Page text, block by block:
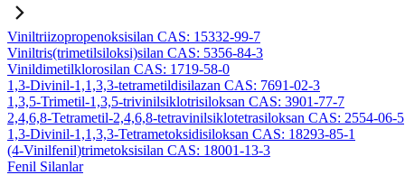
Viniltriizopropenoksisilan CAS: 15332-99-7
Viniltris(trimetilsiloksi)silan CAS: 5356-84-3
Vinildimetilklorosilan CAS: 1719-58-0
1,3-Divinil-1,1,3,3-tetrametildisilazan CAS: 7691-02-3
1,3,5-Trimetil-1,3,5-trivinilsiklotrisiloksan CAS: 3901-77-7
2,4,6,8-Tetrametil-2,4,6,8-tetravinilsiklotetrasiloksan CAS: 2554-06-5
1,3-Divinil-1,1,3,3-Tetrametoksidisiloksan CAS: 18293-85-1
(4-Vinilfenil)trimetoksisilan CAS: 18001-13-3
Fenil Silanlar